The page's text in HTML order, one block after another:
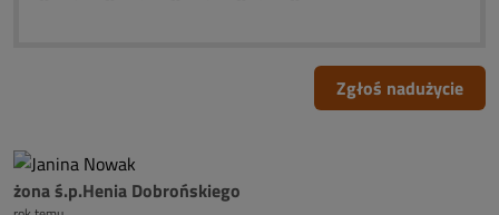
Zgłoś nadużycie
żona ś.p.Henia Dobrońskiego